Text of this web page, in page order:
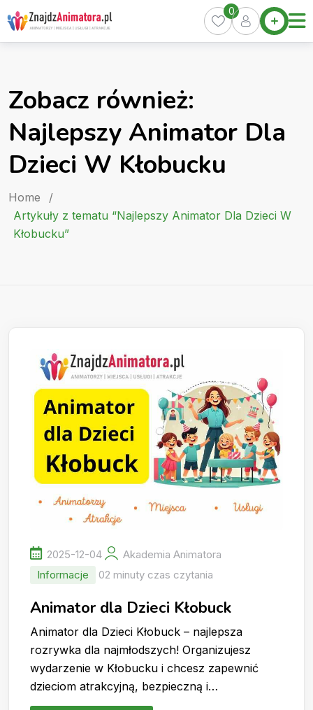
Skip
to
content
Home
Oferty
Kurs
Artykuły
0
Zobacz również:
Najlepszy Animator Dla
Dzieci W Kłobucku
Home
/
Artykuły z tematu “Najlepszy Animator Dla Dzieci W
Kłobucku”
2025-12-04
Akademia Animatora
Informacje
02 minuty czas czytania
Animator dla Dzieci Kłobuck
Animator dla Dzieci Kłobuck – najlepsza
rozrywka dla najmłodszych! Organizujesz
wydarzenie w Kłobucku i chcesz zapewnić
dzieciom atrakcyjną, bezpieczną i…